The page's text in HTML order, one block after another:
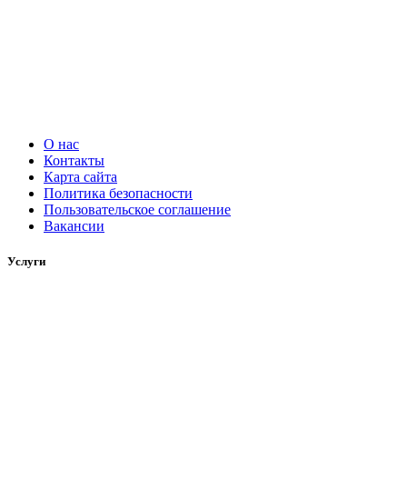
О нас
Контакты
Карта сайта
Политика безопасности
Пользовательское соглашение
Вакансии
Услуги